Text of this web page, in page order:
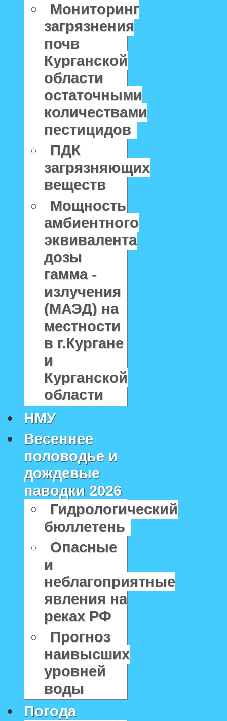
Мониторинг
загрязнения
почв
Курганской
области
остаточными
количествами
пестицидов
ПДК
загрязняющих
веществ
Мощность
амбиентного
эквивалента
дозы
гамма -
излучения
(МАЭД) на
местности
в г.Кургане
и
Курганской
области
НМУ
Весеннее
половодье и
дождевые
паводки 2026
Гидрологический
бюллетень
Опасные
и
неблагоприятные
явления на
реках РФ
Прогноз
наивысших
уровней
воды
Погода